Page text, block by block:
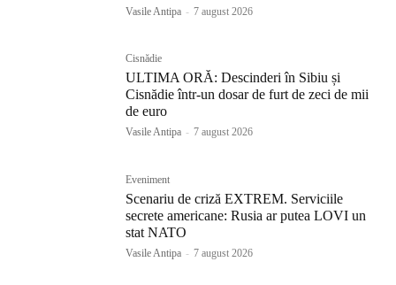
Vasile Antipa - 7 august 2026
Cisnădie
ULTIMA ORĂ: Descinderi în Sibiu și
Cisnădie într-un dosar de furt de zeci de mii
de euro
Vasile Antipa - 7 august 2026
Eveniment
Scenariu de criză EXTREM. Serviciile
secrete americane: Rusia ar putea LOVI un
stat NATO
Vasile Antipa - 7 august 2026